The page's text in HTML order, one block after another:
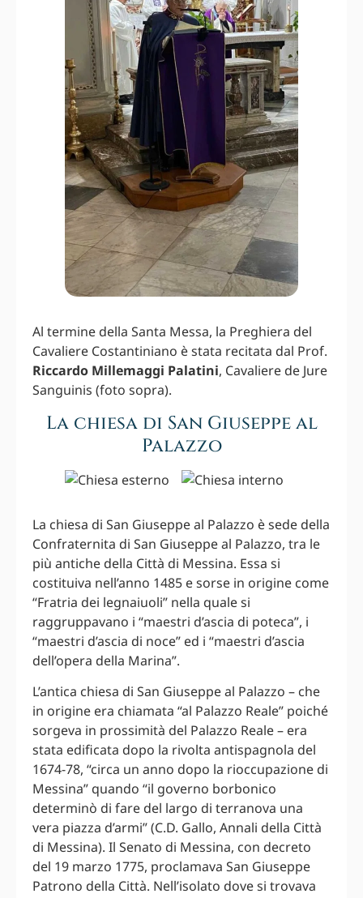
Al termine della Santa Messa, la Preghiera del
Cavaliere Costantiniano è stata recitata dal Prof.
Riccardo Millemaggi Palatini, Cavaliere de Jure
Sanguinis (foto sopra).
La chiesa di San Giuseppe al
Palazzo
La chiesa di San Giuseppe al Palazzo è sede della
Confraternita di San Giuseppe al Palazzo, tra le
più antiche della Città di Messina. Essa si
costituiva nell’anno 1485 e sorse in origine come
“Fratria dei legnaiuoli” nella quale si
raggruppavano i “maestri d’ascia di poteca”, i
“maestri d’ascia di noce” ed i “maestri d’ascia
dell’opera della Marina”.
L’antica chiesa di San Giuseppe al Palazzo – che
in origine era chiamata “al Palazzo Reale” poiché
sorgeva in prossimità del Palazzo Reale – era
stata edificata dopo la rivolta antispagnola del
1674-78, “circa un anno dopo la rioccupazione di
Messina” quando “il governo borbonico
determinò di fare del largo di terranova una
vera piazza d’armi” (C.D. Gallo, Annali della Città
di Messina). Il Senato di Messina, con decreto
del 19 marzo 1775, proclamava San Giuseppe
Patrono della Città. Nell’isolato dove si trovava